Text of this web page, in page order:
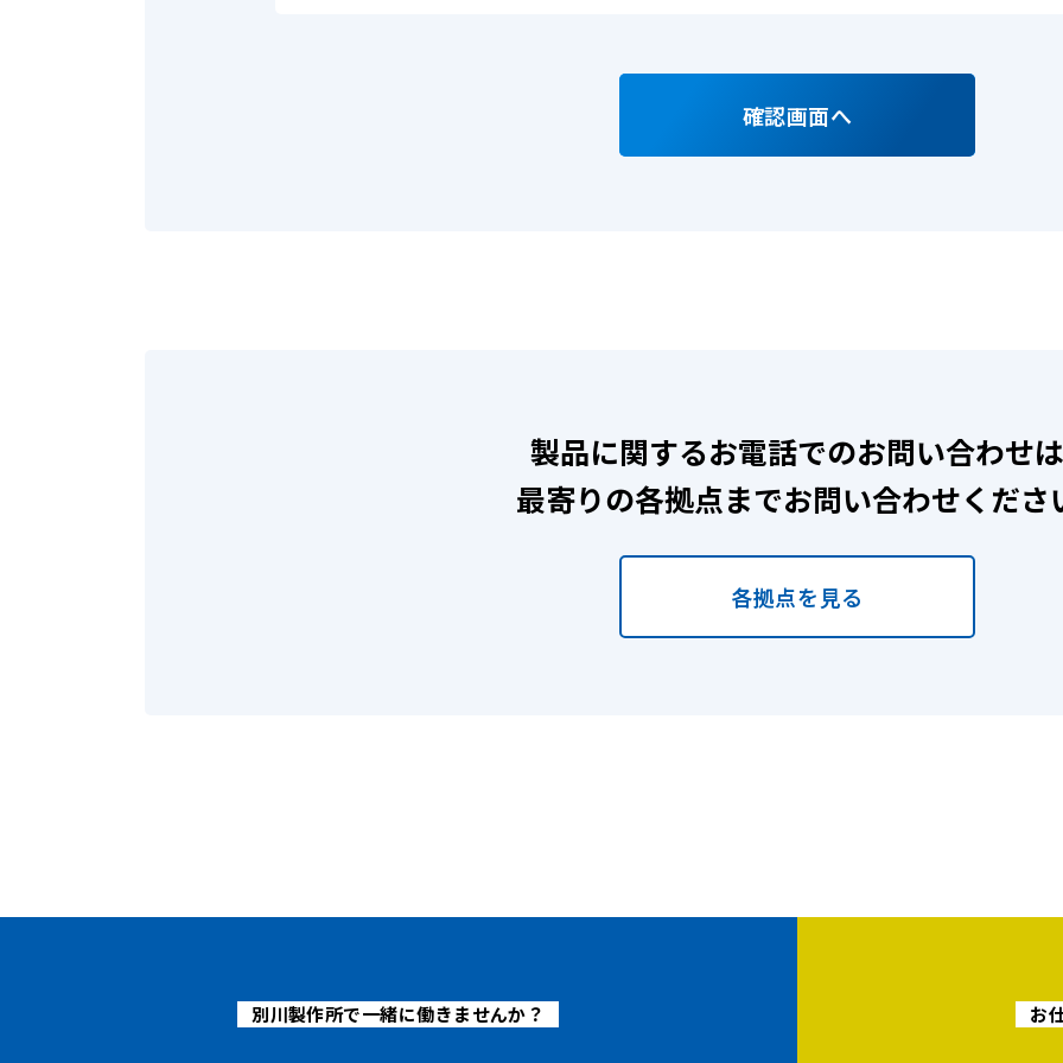
確認画面へ
製品に関するお電話でのお問い合わせは
最寄りの各拠点までお問い合わせくださ
各拠点を見る
別川製作所で一緒に働きませんか？ お